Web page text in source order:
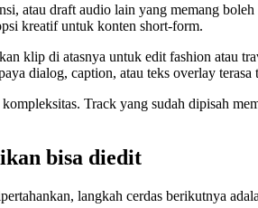
atau draft audio lain yang memang
kreatif untuk konten short-form.
klip di atasnya untuk edit fashion atau
dialog, caption, atau teks overlay terasa
Track yang sudah dipisah
bisa diedit
langkah cerdas berikutnya